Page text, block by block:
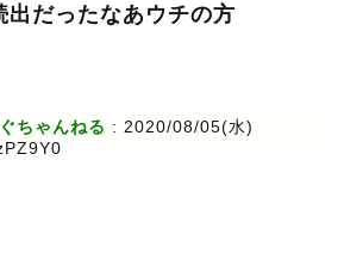
出だったなあウチの方
ちゃんねる : 2020/08/05(水)